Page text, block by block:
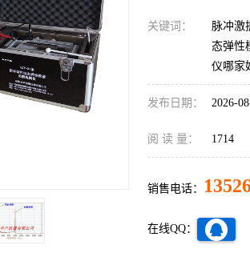
关键词：
脉冲激
态弹性
仪哪家
发布日期： 2026-
阅 读 量： 1714
销售电话：
在线QQ：